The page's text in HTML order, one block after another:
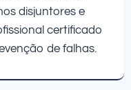
disjuntores e
certificado
de falhas.